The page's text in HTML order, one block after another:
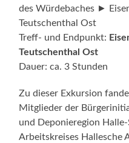
des Würdebaches ►
Teutschenthal Ost
Treff- und Endpunkt:
Teutschenthal Ost
Dauer: ca. 3 Stunden
Zu dieser Exkursion
Mitglieder der
und Deponieregion Halle-
Arbeitskreises Hallesche